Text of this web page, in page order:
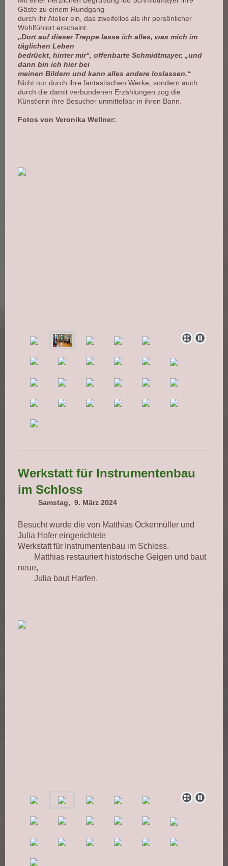
Gäste zu einem Rundgang
durch ihr Atelier ein, das zweifellos als ihr persönlicher
Wohlfühlort erscheint.
„Dort auf dieser Treppe lasse ich alles, was mich im
täglichen Leben
bedrückt, hinter mir“, offenbarte Schmidtmayer, „und
dann bin ich hier bei
meinen Bildern und kann alles andere loslassen.“
Nicht nur durch ihre fantastischen Werke, sondern auch
durch die damit verbundenen Erzählungen zog die
Künstlerin ihre Besucher unmittelbar in ihren Bann.
Fotos von Veronika Wellner:
Werkstatt für Instrumentenbau
im Schloss
Samstag, 9. März 2024
Besucht wurde die von Matthias Ockermüller und
Julia Hofer eingerichtete
Werkstatt für Instrumentenbau im Schloss.
Matthias restauriert historische Geigen und baut
neue,
Julia baut Harfen.